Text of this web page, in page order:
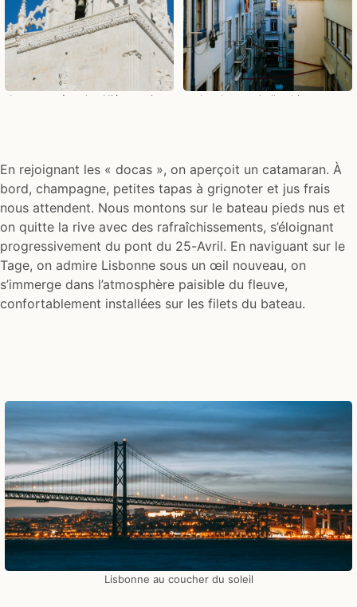
Le monastère des Hiéronymites
Le charme de l'architecture
En rejoignant les « docas », on aperçoit un catamaran. À
bord, champagne, petites tapas à grignoter et jus frais
nous attendent. Nous montons sur le bateau pieds nus et
on quitte la rive avec des rafraîchissements, s’éloignant
progressivement du pont du 25-Avril. En naviguant sur le
Tage, on admire Lisbonne sous un œil nouveau, on
s’immerge dans l’atmosphère paisible du fleuve,
confortablement installées sur les filets du bateau.
Lisbonne au coucher du soleil